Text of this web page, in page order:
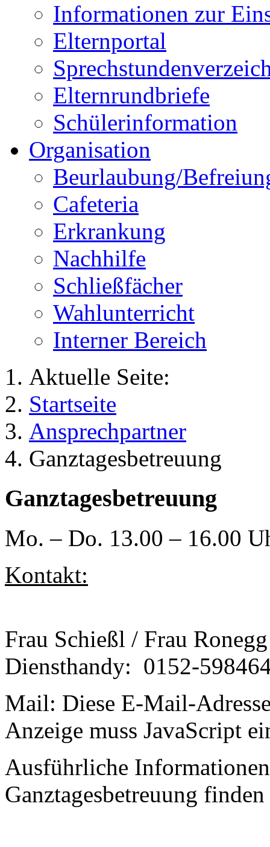
Informationen zur
Elternportal
Elternrundbriefe
Schülerinformation
Organisation
Beurlaubung/
Cafeteria
Erkrankung
Nachhilfe
Schließfächer
Wahlunterricht
Interner Bereich
Aktuelle Seite:
Startseite
Ansprechpartner
Ganztagesbetreuung
Ganztagesbetreuung
Mo. – Do. 13.00 – 16.00
Kontakt:
Frau Schießl / Frau Ronegg
Diensthandy: 0152-
Mail: Diese E-Mail-
Anzeige muss JavaScript
Ausführliche
Ganztagesbetreuung